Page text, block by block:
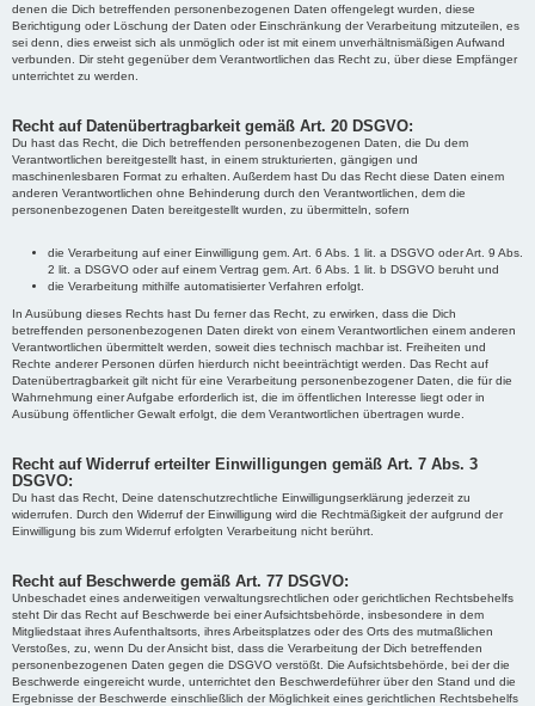
denen die Dich betreffenden personenbezogenen Daten offengelegt wurden, diese
Berichtigung oder Löschung der Daten oder Einschränkung der Verarbeitung mitzuteilen, es
sei denn, dies erweist sich als unmöglich oder ist mit einem unverhältnismäßigen Aufwand
verbunden. Dir steht gegenüber dem Verantwortlichen das Recht zu, über diese Empfänger
unterrichtet zu werden.
Recht auf Datenübertragbarkeit gemäß Art. 20 DSGVO:
Du hast das Recht, die Dich betreffenden personenbezogenen Daten, die Du dem
Verantwortlichen bereitgestellt hast, in einem strukturierten, gängigen und
maschinenlesbaren Format zu erhalten. Außerdem hast Du das Recht diese Daten einem
anderen Verantwortlichen ohne Behinderung durch den Verantwortlichen, dem die
personenbezogenen Daten bereitgestellt wurden, zu übermitteln, sofern
die Verarbeitung auf einer Einwilligung gem. Art. 6 Abs. 1 lit. a DSGVO oder Art. 9 Abs.
2 lit. a DSGVO oder auf einem Vertrag gem. Art. 6 Abs. 1 lit. b DSGVO beruht und
die Verarbeitung mithilfe automatisierter Verfahren erfolgt.
In Ausübung dieses Rechts hast Du ferner das Recht, zu erwirken, dass die Dich
betreffenden personenbezogenen Daten direkt von einem Verantwortlichen einem anderen
Verantwortlichen übermittelt werden, soweit dies technisch machbar ist. Freiheiten und
Rechte anderer Personen dürfen hierdurch nicht beeinträchtigt werden. Das Recht auf
Datenübertragbarkeit gilt nicht für eine Verarbeitung personenbezogener Daten, die für die
Wahrnehmung einer Aufgabe erforderlich ist, die im öffentlichen Interesse liegt oder in
Ausübung öffentlicher Gewalt erfolgt, die dem Verantwortlichen übertragen wurde.
Recht auf Widerruf erteilter Einwilligungen gemäß Art. 7 Abs. 3
DSGVO:
Du hast das Recht, Deine datenschutzrechtliche Einwilligungserklärung jederzeit zu
widerrufen. Durch den Widerruf der Einwilligung wird die Rechtmäßigkeit der aufgrund der
Einwilligung bis zum Widerruf erfolgten Verarbeitung nicht berührt.
Recht auf Beschwerde gemäß Art. 77 DSGVO:
Unbeschadet eines anderweitigen verwaltungsrechtlichen oder gerichtlichen Rechtsbehelfs
steht Dir das Recht auf Beschwerde bei einer Aufsichtsbehörde, insbesondere in dem
Mitgliedstaat ihres Aufenthaltsorts, ihres Arbeitsplatzes oder des Orts des mutmaßlichen
Verstoßes, zu, wenn Du der Ansicht bist, dass die Verarbeitung der Dich betreffenden
personenbezogenen Daten gegen die DSGVO verstößt. Die Aufsichtsbehörde, bei der die
Beschwerde eingereicht wurde, unterrichtet den Beschwerdeführer über den Stand und die
Ergebnisse der Beschwerde einschließlich der Möglichkeit eines gerichtlichen Rechtsbehelfs